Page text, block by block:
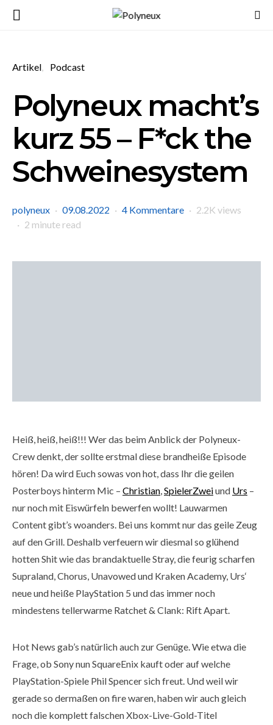
Artikel Podcast
Polyneux macht’s
kurz 55 – F*ck the
Schweinesystem
polyneux 09.08.2022 4 Kommentare
2.2K views
2 minute read
Heiß, heiß, heiß!!! Wer das beim Anblick der Polyneux-
Crew denkt, der sollte erstmal diese brandheiße Episode
hören! Da wird Euch sowas von hot, dass Ihr die geilen
Posterboys hinterm Mic – Christian SpielerZweiund Urs –
nur noch mit Eiswürfeln bewerfen wollt! Lauwarmen
Content gibt’s woanders. Bei uns kommt nur das geile Zeug
auf den Grill. Deshalb verfeuern wir diesmal so glühend
hotten Shit wie das brandaktuelle Stray, die feurig scharfen
Supraland, Chorus, Unavowed und Kraken Academy, Urs‘
neue und heiße PlayStation 5 und das immer noch
mindestens tellerwarme Ratchet & Clank: Rift Apart.
Hot News gab’s natürlich auch zur Genüge. Wie etwa die
Frage, ob Sony nun SquareEnix kauft oder auf welche
PlayStation-Spiele Phil Spencer sich freut. Und weil wir
gerade so dermaßen on fire waren, haben wir auch gleich
noch die komplett falschen Xbox-Live-Gold-Titel